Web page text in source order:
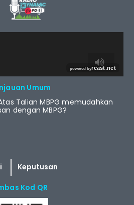
Umum
Talian MBPG memudahkan
dengan MBPG?
Kod QR